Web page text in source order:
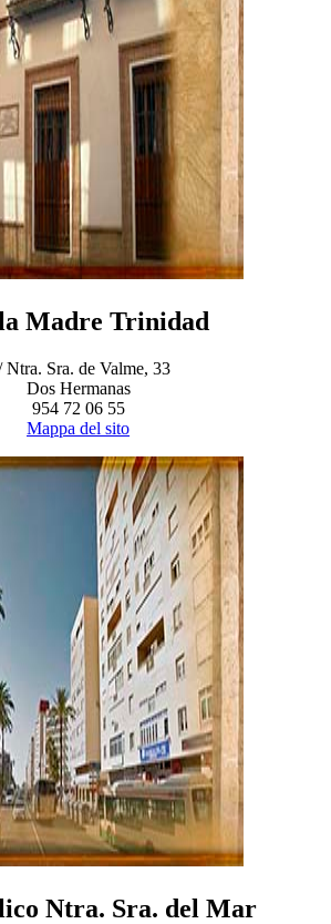
Madre Trinidad
Ntra. Sra. de Valme, 33
Dos Hermanas
954 72 06 55
Mappa del sito
Ntra. Sra. del Mar